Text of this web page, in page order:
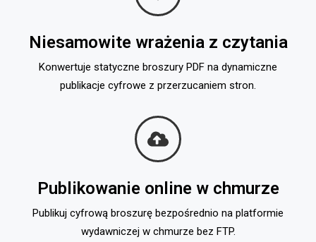
Niesamowite wrażenia z czytania
Konwertuje statyczne broszury PDF na dynamiczne
publikacje cyfrowe z przerzucaniem stron.
Publikowanie online w chmurze
Publikuj cyfrową broszurę bezpośrednio na platformie
wydawniczej w chmurze bez FTP.